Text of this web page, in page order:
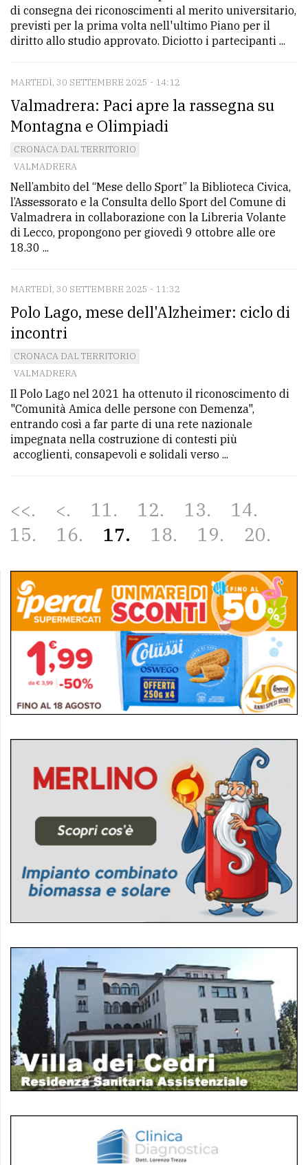
di consegna dei riconoscimenti al merito universitario,
previsti per la prima volta nell'ultimo Piano per il
diritto allo studio approvato. Diciotto i partecipanti ...
MARTEDÌ, 30 SETTEMBRE 2025 - 14:12
Valmadrera: Paci apre la rassegna su
Montagna e Olimpiadi
CRONACA DAL TERRITORIO
VALMADRERA
Nell’ambito del “Mese dello Sport” la Biblioteca Civica,
l’Assessorato e la Consulta dello Sport del Comune di
Valmadrera in collaborazione con la Libreria Volante
di Lecco, propongono per giovedì 9 ottobre alle ore
18.30 ...
MARTEDÌ, 30 SETTEMBRE 2025 - 11:32
Polo Lago, mese dell'Alzheimer: ciclo di
incontri
CRONACA DAL TERRITORIO
VALMADRERA
Il Polo Lago nel 2021 ha ottenuto il riconoscimento di
"Comunità Amica delle persone con Demenza",
entrando così a far parte di una rete nazionale
impegnata nella costruzione di contesti più
accoglienti, consapevoli e solidali verso ...
<< < 11 12 13
14
15
16 17 18 19 20